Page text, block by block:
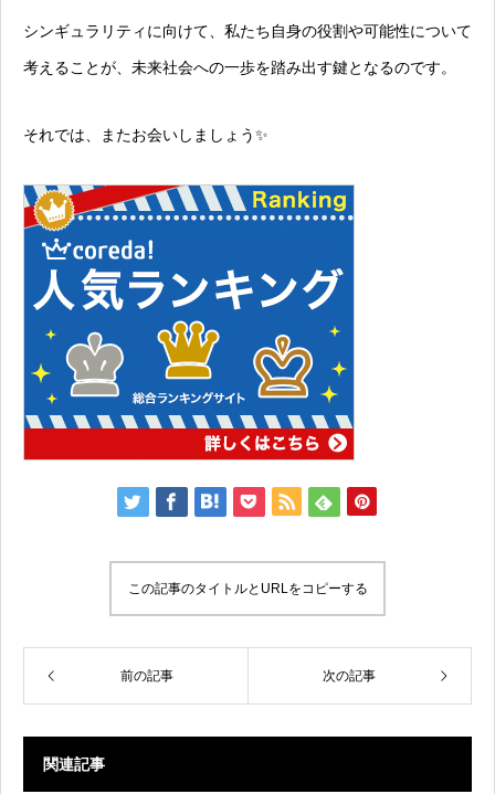
シンギュラリティに向けて、私たち自身の役割や可能性について
考えることが、未来社会への一歩を踏み出す鍵となるのです。
それでは、またお会いしましょう✨
この記事のタイトルとURLをコピーする
前の記事 次の記事
関連記事